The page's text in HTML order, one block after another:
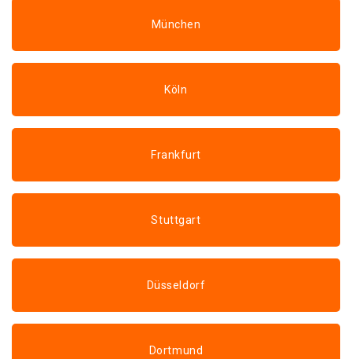
München
Köln
Frankfurt
Stuttgart
Düsseldorf
Dortmund